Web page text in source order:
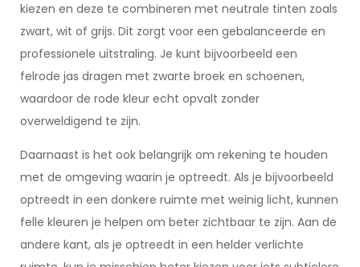
kiezen en deze te combineren met neutrale tinten zoals
zwart, wit of grijs. Dit zorgt voor een gebalanceerde en
professionele uitstraling. Je kunt bijvoorbeeld een
felrode jas dragen met zwarte broek en schoenen,
waardoor de rode kleur echt opvalt zonder
overweldigend te zijn.
Daarnaast is het ook belangrijk om rekening te houden
met de omgeving waarin je optreedt. Als je bijvoorbeeld
optreedt in een donkere ruimte met weinig licht, kunnen
felle kleuren je helpen om beter zichtbaar te zijn. Aan de
andere kant, als je optreedt in een helder verlichte